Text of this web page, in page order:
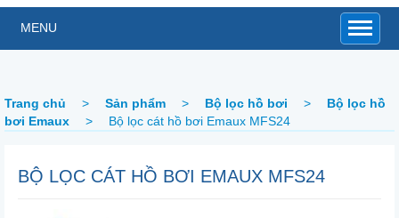
MENU
Trang chủ > Sản phẩm > Bộ lọc hồ bơi >
Bộ lọc hồ
bơi Emaux
> Bộ lọc cát hồ bơi Emaux MFS24
BỘ LỌC CÁT HỒ BƠI EMAUX MFS24